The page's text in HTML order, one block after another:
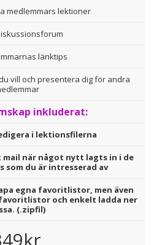
medlemmars lektioner
länktips
vill och presentera dig för andra
inkluderat:
i lektionsfilerna
mail när något nytt lagts in i de
som du är intresserad av
egna favoritlistor, men även
och enkelt ladda ner
(.zipfil)